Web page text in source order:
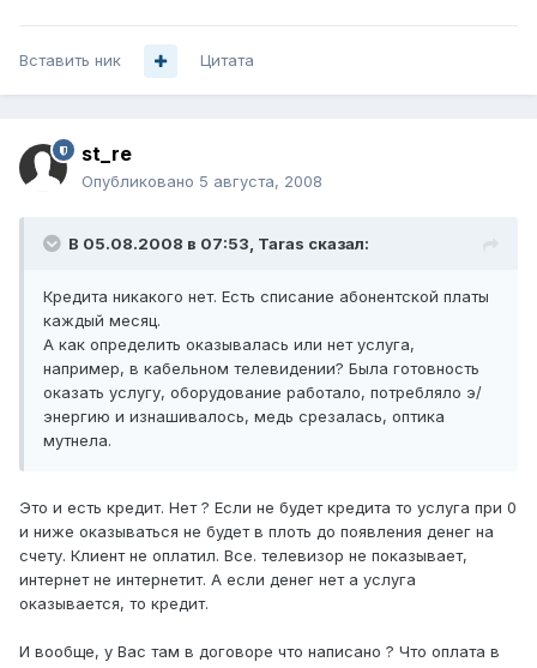
Вставить ник Цитата
st_re
Опубликовано 5 августа, 2008
В 05.08.2008 в 07:53, Taras сказал:
Кредита никакого нет. Есть списание абонентской платы
каждый месяц.
А как определить оказывалась или нет услуга,
например, в кабельном телевидении? Была готовность
оказать услугу, оборудование работало, потребляло э/
энергию и изнашивалось, медь срезалась, оптика
мутнела.
Это и есть кредит. Нет ? Если не будет кредита то услуга при 0
и ниже оказываться не будет в плоть до появления денег на
счету. Клиент не оплатил. Все. телевизор не показывает,
интернет не интернетит. А если денег нет а услуга
оказывается, то кредит.
И вообще, у Вас там в договоре что написано ? Что оплата в